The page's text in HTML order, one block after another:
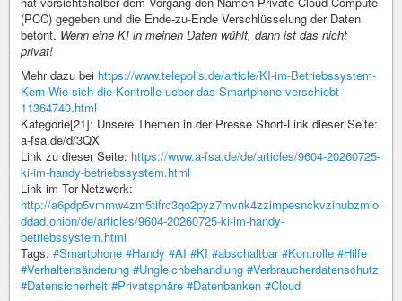
(PCC) gegeben und die Ende-zu-Ende Verschlüsselung der Daten
betont. Wenn eine KI in meinen Daten wühlt, dann ist das nicht
privat!
Mehr dazu bei https://www.telepolis.de/article/KI-im-Betriebssystem-
Kern-Wie-sich-die-Kontrolle-ueber-das-Smartphone-verschiebt-
11364740.html
Kategorie[21]: Unsere Themen in der Presse Short-Link dieser Seite:
a-fsa.de/d/3QX
Link zu dieser Seite: https://www.a-fsa.de/de/articles/9604-20260725-
ki-im-handy-betriebssystem.html
Link im Tor-Netzwerk:
http://a6pdp5vmmw4zm5tifrc3qo2pyz7mvnk4zzimpesnckvzinubzmio
ddad.onion/de/articles/9604-20260725-ki-im-handy-
betriebssystem.html
Tags: #Smartphone #Handy #AI #KI #abschaltbar #Kontrolle #Hilfe
#Verhaltensänderung #Ungleichbehandlung #Verbraucherdatenschutz
#Datensicherheit #Privatsphäre #Datenbanken #Cloud